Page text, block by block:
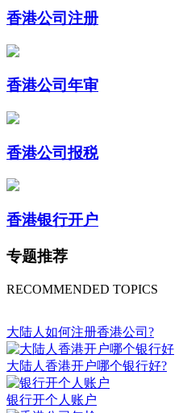
香港公司注册
香港公司年审
香港公司报税
香港银行开户
专题推荐
RECOMMENDED TOPICS
大陆人如何注册香港公司?
大陆人香港开户哪个银行好?
银行开个人账户